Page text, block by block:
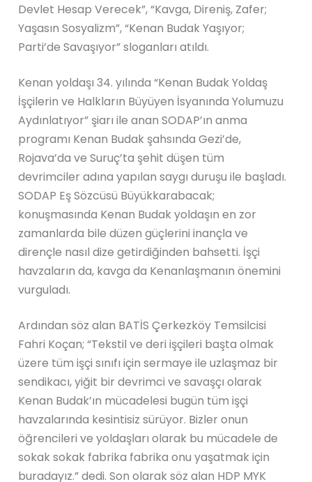
Devlet Hesap Verecek”, “Kavga, Direniş, Zafer;
Yaşasın Sosyalizm”, “Kenan Budak Yaşıyor;
Parti’de Savaşıyor” sloganları atıldı.
Kenan yoldaşı 34. yılında “Kenan Budak Yoldaş
İşçilerin ve Halkların Büyüyen İsyanında Yolumuzu
Aydınlatıyor” şiarı ile anan SODAP’ın anma
programı Kenan Budak şahsında Gezi’de,
Rojava’da ve Suruç’ta şehit düşen tüm
devrimciler adına yapılan saygı duruşu ile başladı.
SODAP Eş Sözcüsü Büyükkarabacak;
konuşmasında Kenan Budak yoldaşın en zor
zamanlarda bile düzen güçlerini inançla ve
dirençle nasıl dize getirdiğinden bahsetti. İşçi
havzaların da, kavga da Kenanlaşmanın önemini
vurguladı.
Ardından söz alan BATİS Çerkezköy Temsilcisi
Fahri Koçan; “Tekstil ve deri işçileri başta olmak
üzere tüm işçi sınıfı için sermaye ile uzlaşmaz bir
sendikacı, yiğit bir devrimci ve savaşçı olarak
Kenan Budak’ın mücadelesi bugün tüm işçi
havzalarında kesintisiz sürüyor. Bizler onun
öğrencileri ve yoldaşları olarak bu mücadele de
sokak sokak fabrika fabrika onu yaşatmak için
buradayız.” dedi. Son olarak söz alan HDP MYK